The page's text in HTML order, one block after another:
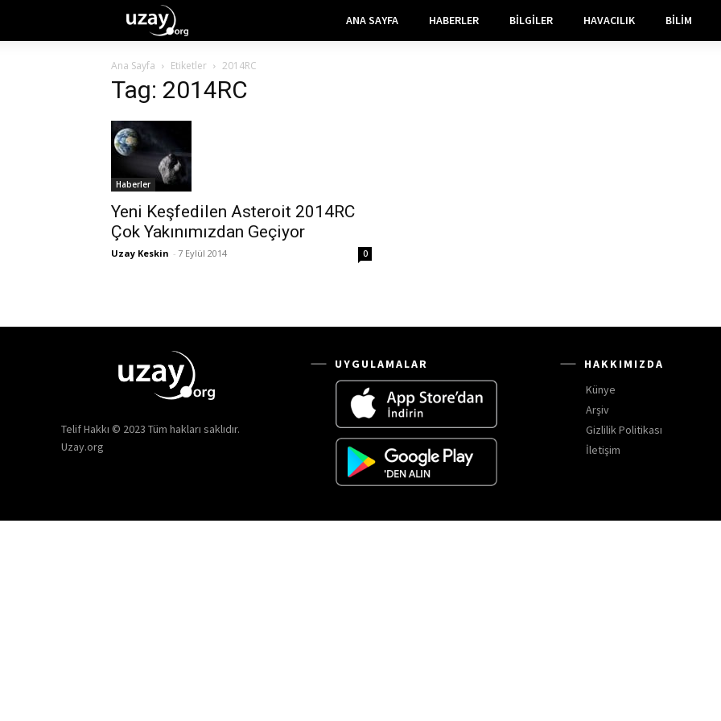
ANA SAYFA HABERLER BILGILER HAVACILIK BILIM
Ana Sayfa Etiketler 2014RC
Tag: 2014RC
Haberler
Yeni Keşfedilen Asteroit 2014RC
Çok Yakınımızdan Geçiyor
Uzay Keskin - 7 Eylül 2014 0
Telif Hakkı © 2023 Tüm hakları saklıdır.
Uzay.org
UYGULAMALAR
HAKKIMIZDA
Künye
Arşiv
Gizlilik Politikası
İletişim